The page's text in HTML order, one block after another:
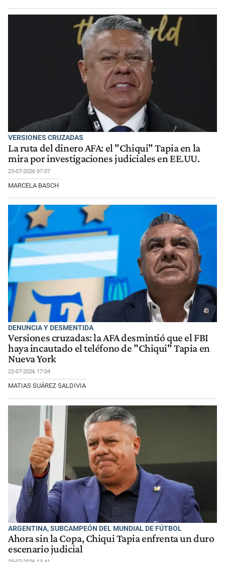
VERSIONES CRUZADAS
La ruta del dinero AFA: el "Chiqui" Tapia en la
mira por investigaciones judiciales en EE.UU.
23-07-2026 07:07
MARCELA BASCH
DENUNCIA Y DESMENTIDA
Versiones cruzadas: la AFA desmintió que el FBI
haya incautado el teléfono de "Chiqui" Tapia en
Nueva York
22-07-2026 17:04
MATIAS SUÁREZ SALDIVIA
ARGENTINA, SUBCAMPEÓN DEL MUNDIAL DE FÚTBOL
Ahora sin la Copa, Chiqui Tapia enfrenta un duro
escenario judicial